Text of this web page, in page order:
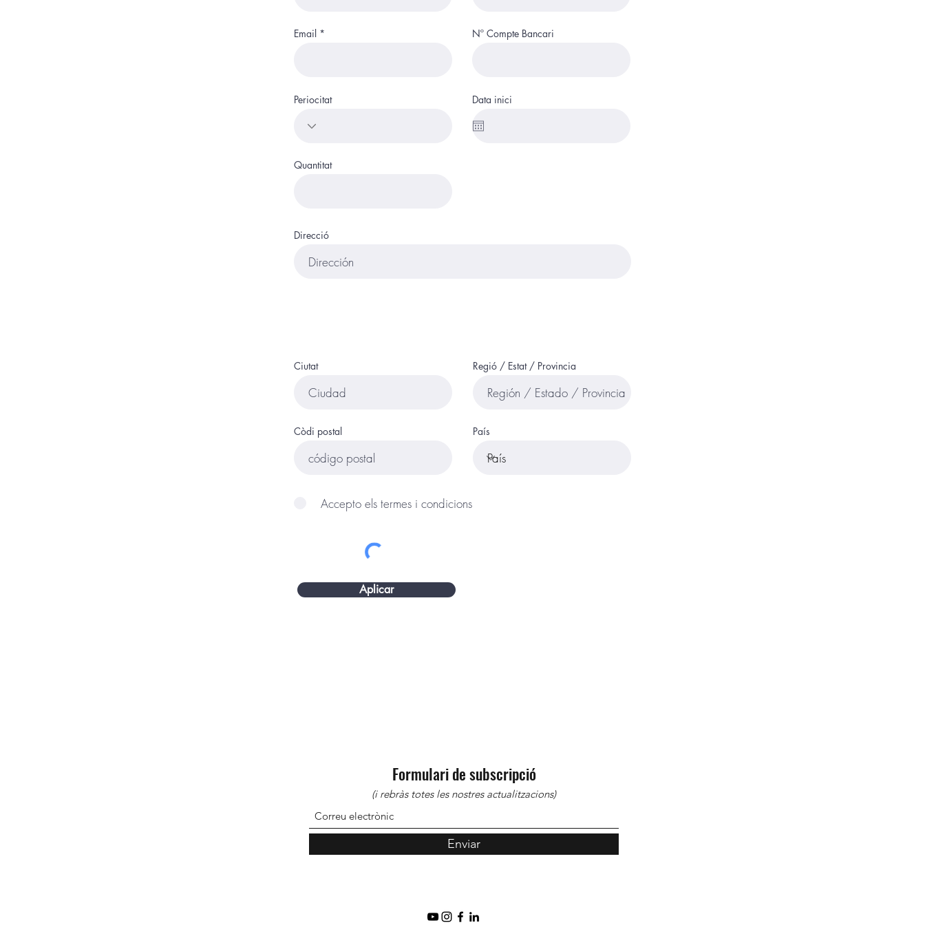
Email Nº Compte Bancari
Periocitat Data inici
Quantitat
Direcció
Ciutat Regió / Estat / Provincia
Còdi postal País
Accepto els termes i condicions
Aplicar
Formulari de subscripció
(i rebràs totes les nostres actualitzacions)
Enviar